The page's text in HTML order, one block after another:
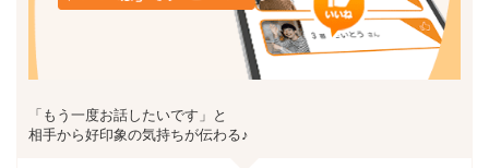
「もう一度お話したいです」と
相手から好印象の気持ちが伝わる♪